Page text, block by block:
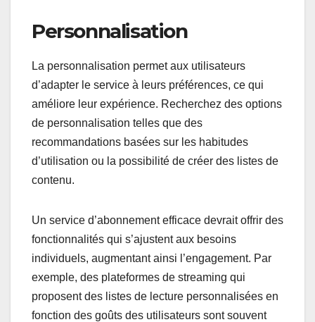
Personnalisation
La personnalisation permet aux utilisateurs
d’adapter le service à leurs préférences, ce qui
améliore leur expérience. Recherchez des options
de personnalisation telles que des
recommandations basées sur les habitudes
d’utilisation ou la possibilité de créer des listes de
contenu.
Un service d’abonnement efficace devrait offrir des
fonctionnalités qui s’ajustent aux besoins
individuels, augmentant ainsi l’engagement. Par
exemple, des plateformes de streaming qui
proposent des listes de lecture personnalisées en
fonction des goûts des utilisateurs sont souvent